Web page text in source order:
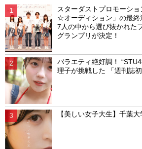
スターダストプロモーシ
☆オーディション」の最終
7人の中から選び抜かれた
グランプリが決定！
バラエティ絶好調！
理子が挑戦した 「週刊誌
【美しい女子大生】千葉